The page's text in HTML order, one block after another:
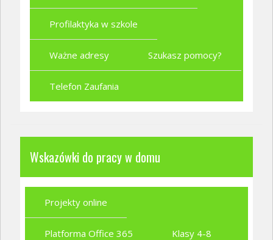
Profilaktyka w szkole
Ważne adresy Szukasz pomocy?
Telefon Zaufania
Wskazówki do pracy w domu
Projekty online
Platforma Office 365 Klasy 4-8